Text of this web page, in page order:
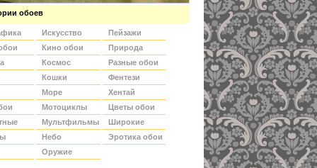
обоев
Искусство
Кино обои
Космос
Кошки
Море
Мотоциклы
Мультфильмы
Небо
Оружие
Пейзажи
Природа
Разные обои
Фентези
Хентай
Цветы обои
Широкие
Эротика обои